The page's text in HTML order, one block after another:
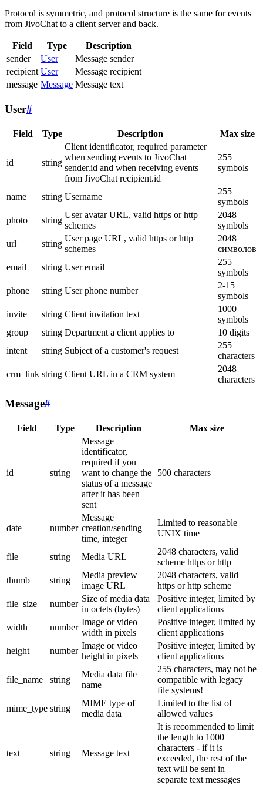
Protocol is symmetric, and protocol structure is the same for events
from JivoChat to a client server and back.
Field Type
Description
sender
User
Message sender
recipient User
Message recipient
message Message Message text
User#
Field Type Description Max size
id string
Client identificator, required parameter
when sending events to JivoChat
sender.id and when receiving events
from JivoChat recipient.id
255
symbols
name string Username
255
symbols
photo
string
User avatar URL, valid https or http
schemes
2048
symbols
url
string
User page URL, valid https or http
schemes
2048
символов
email
string User email
255
symbols
phone
string User phone number
2-15
symbols
invite
string Client invitation text
1000
symbols
group
string Department a client applies to
10 digits
intent
string Subject of a customer's request
255
characters
crm_link string Client URL in a CRM system
2048
characters
Message#
Field Type Description Max size
id string
Message
identificator,
required if you
want to change the
status of a message
after it has been
sent
500 characters
date number
Message
creation/sending
time, integer
Limited to reasonable
UNIX time
file string Media URL
2048 characters, valid
scheme https or http
thumb
string
Media preview
image URL
2048 characters, valid
https or http scheme
file_size
number
Size of media data
in octets (bytes)
Positive integer, limited by
client applications
width
number
Image or video
width in pixels
Positive integer, limited by
client applications
height
number
Image or video
height in pixels
Positive integer, limited by
client applications
file_name string
Media data file
name
255 characters, may not be
compatible with legacy
file systems!
mime_type string
MIME type of
media data
Limited to the list of
allowed values
text string Message text
It is recommended to limit
the length to 1000
characters - if it is
exceeded, the rest of the
text will be sent in
separate text messages